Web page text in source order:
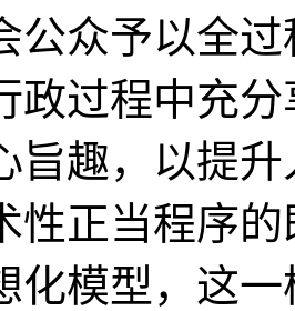
公众予以全
政过程中充
旨趣，以提
性正当程序
化模型，这